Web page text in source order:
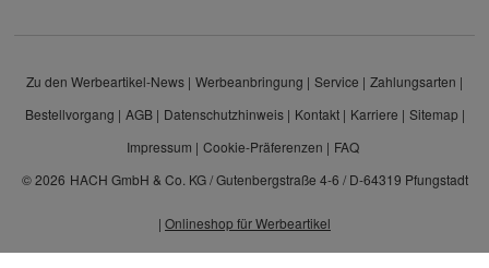
Zu den Werbeartikel-News Werbeanbringung Service
Zahlungsarten
Bestellvorgang
AGB Datenschutzhinweis Kontakt Karriere
Sitemap
Impressum
Cookie-Präferenzen
FAQ
© 2026 HACH GmbH & Co. KG / Gutenbergstraße 4-6 / D-64319 Pfungstadt
| Onlineshop für Werbeartikel